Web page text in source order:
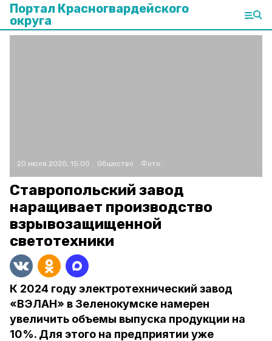
Портал Красногвардейского
округа
20 июля 2020, 15:00 Общество Фото:
Ставропольский завод
наращивает производство
взрывозащищенной
светотехники
К 2024 году электротехнический завод
«ВЭЛАН» в Зеленокумске намерен
увеличить объемы выпуска продукции на
10%. Для этого на предприятии уже